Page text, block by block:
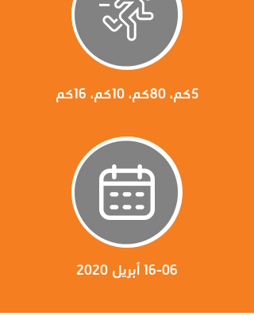
5كم، 80كم، 10كم، 16كم
16-06 أبريل 2020